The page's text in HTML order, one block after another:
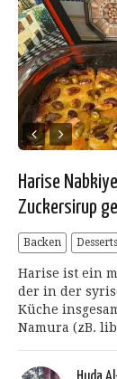
Harise
Zuckersirup
Backen Desserts
Harise ist ein
der in der
Küche
Namura (zB.